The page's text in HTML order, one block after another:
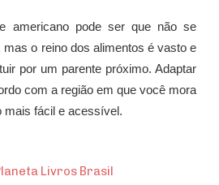
americano pode ser que não se
mas o reino dos alimentos é vasto e
por um parente próximo. Adaptar
com a região em que você mora
mais fácil e acessível.
Livros Brasil